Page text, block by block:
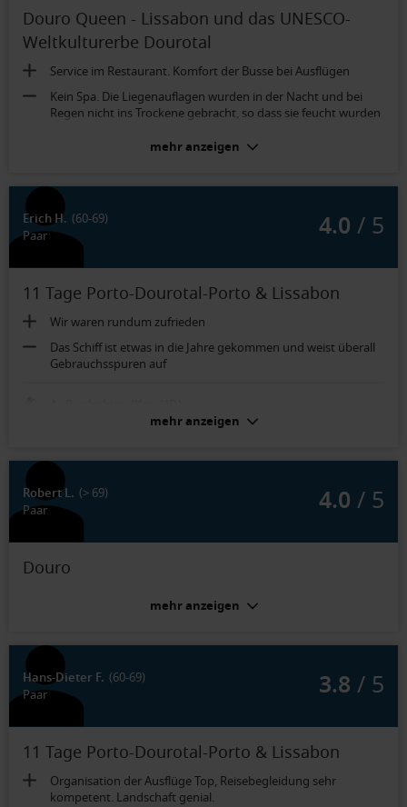
Douro Queen - Lissabon und das UNESCO-
Weltkulturerbe Dourotal
Service im Restaurant. Komfort der Busse bei Ausflügen
Kein Spa. Die Liegenauflagen wurden in der Nacht und bei
Regen nicht ins Trockene gebracht, so dass sie feucht wurden
Balkonkabine (Kat. OX):mehr anzeigen
Erich H. (60-69)
Paar
4.0 / 5
11 Tage Porto-Dourotal-Porto & Lissabon
Wir waren rundum zufrieden
Das Schiff ist etwas in die Jahre gekommen und weist überall
Gebrauchsspuren auf
Fliesen in der Dusche nicht sehr appetitlich, dunkle Fügen
mehr anzeigen
Robert L. (> 69)
Paar
4.0 / 5
Douro
mehr anzeigen
Hans-Dieter F. (60-69)
Paar
3.8 / 5
11 Tage Porto-Dourotal-Porto & Lissabon
Organisation der Ausflüge Top, Reisebegleidung sehr
kompetent. Landschaft genial.